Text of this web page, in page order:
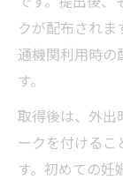
クが配布され
通機関利用時の
す。
取得後は、外出
ークを付けるこ
す。初めての